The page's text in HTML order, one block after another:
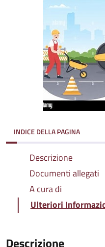
INDICE DELLA PAGINA
Descrizione
Documenti allegati
A cura di
Ulteriori
Descrizione